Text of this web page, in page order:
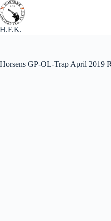
Fortsæt
til
indhold
H.F.K.
Horsens GP-OL-Trap April 2019